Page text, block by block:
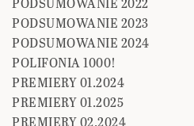
PODSUMOWANIE 2023
PODSUMOWANIE 2024
POLIFONIA 1000!
PREMIERY 01.2024
PREMIERY 01.2025
PREMIERY 02.2024